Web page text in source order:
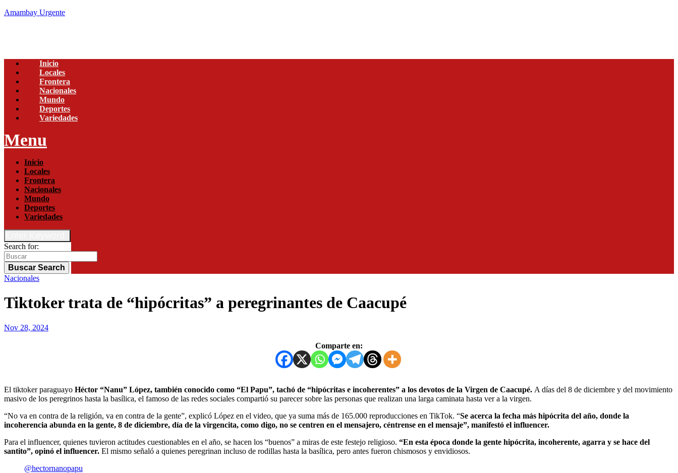
Amambay Urgente
Inicio
Locales
Frontera
Nacionales
Mundo
Deportes
Variedades
Menu
Inicio
Locales
Frontera
Nacionales
Mundo
Deportes
Variedades
Search for:
Buscar Search
Nacionales
Tiktoker trata de “hipócritas” a peregrinantes de Caacupé
Nov 28, 2024
Comparte en:
El tiktoker paraguayo Héctor “Nanu” López, también conocido como “El Papu”, tachó de “hipócritas e incoherentes” a los devotos de la Virgen de Caacupé. A días del 8 de diciembre y del movimiento
masivo de los peregrinos hasta la basílica, el famoso de las redes sociales compartió su parecer sobre las personas que realizan una larga caminata hasta ver a la virgen.
“No va en contra de la religión, va en contra de la gente”, explicó López en el video, que ya suma más de 165.000 reproducciones en TikTok. “Se acerca la fecha más hipócrita del año, donde la
incoherencia abunda en la gente, 8 de diciembre, día de la virgencita, como digo, no se centren en el mensajero, céntrense en el mensaje”, manifestó el influencer.
Para el influencer, quienes tuvieron actitudes cuestionables en el año, se hacen los “buenos” a miras de este festejo religioso. “En esta época donde la gente hipócrita, incoherente, agarra y se hace del
santito”, opinó el influencer. El mismo señaló a quienes peregrinan incluso de rodillas hasta la basílica, pero antes fueron chismosos y envidiosos.
@hectornanopapu